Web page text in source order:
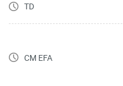
TD
CM EFA